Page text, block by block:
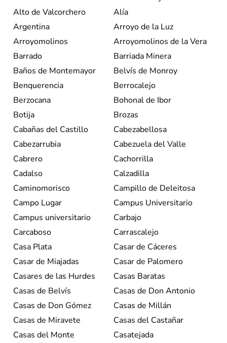
Alto de Valcorchero
Alía
Argentina
Arroyo de la Luz
Arroyomolinos
Arroyomolinos de la Vera
Barrado
Barriada Minera
Baños de Montemayor
Belvís de Monroy
Benquerencia
Berrocalejo
Berzocana
Bohonal de Ibor
Botija
Brozas
Cabañas del Castillo
Cabezabellosa
Cabezarrubia
Cabezuela del Valle
Cabrero
Cachorrilla
Cadalso
Calzadilla
Caminomorisco
Campillo de Deleitosa
Campo Lugar
Campus Universitario
Campus universitario
Carbajo
Carcaboso
Carrascalejo
Casa Plata
Casar de Cáceres
Casar de Miajadas
Casar de Palomero
Casares de las Hurdes
Casas Baratas
Casas de Belvís
Casas de Don Antonio
Casas de Don Gómez
Casas de Millán
Casas de Miravete
Casas del Castañar
Casas del Monte
Casatejada